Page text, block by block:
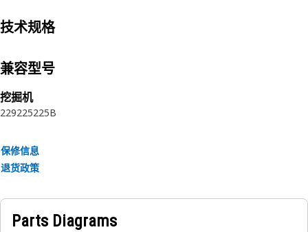
技术规格
兼容型号
挖掘机
229225225B
保修信息
退货政策
Parts Diagrams